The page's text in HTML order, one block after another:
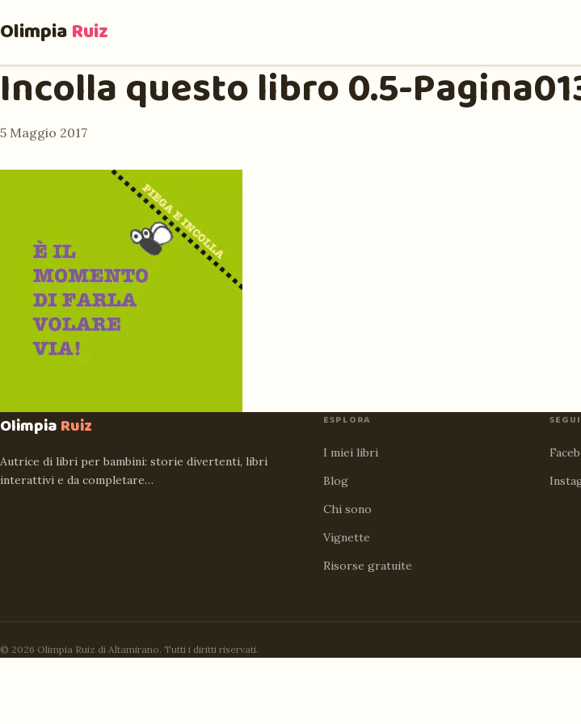
OlimpiaRuiz
Incolla questo libro 0.5-
5 Maggio 2017
OlimpiaRuiz
Autrice di libri per bambini: storie divertenti, libri
interattivi e da completare…
ESPLORA
I miei libri
Blog
Chi sono
Vignette
Risorse gratuite
© 2026 Olimpia Ruiz di Altamirano. Tutti i diritti riservati.